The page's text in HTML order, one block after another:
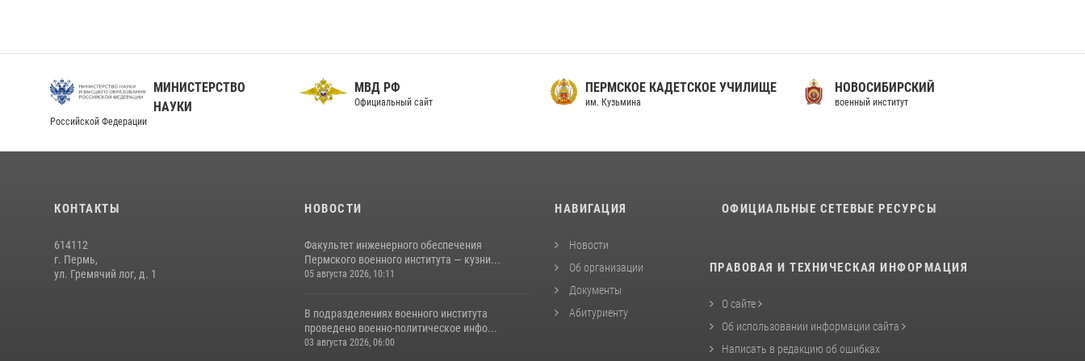
Пермского военного института — кузница
05 августа 2026, 10:11 8
покровителя войск национальной гвардии
МИНИСТЕРСТВО
НАУКИ
Российской Федерации
МВД РФ
Официальный сайт
ПЕРМСКОЕ КАДЕТСКОЕ УЧИЛИЩЕ
им. Кузьмина
НОВОСИБИРСКИЙ
военный институт
КОНТАКТЫ
614112
г. Пермь,
ул. Гремячий лог, д. 1
НОВОСТИ
Факультет инженерного обеспечения
Пермского военного института — кузни...
05 августа 2026, 10:11
В подразделениях военного института
проведено военно-политическое инфо...
03 августа 2026, 06:00
НАВИГАЦИЯ
Новости
Об организации
Документы
Абитуриенту
ОФИЦИАЛЬНЫЕ СЕТЕВЫЕ РЕСУРСЫ
ПРАВОВАЯ И ТЕХНИЧЕСКАЯ ИНФОРМАЦИЯ
О сайте
Об использовании информации сайта
Написать в редакцию об ошибках